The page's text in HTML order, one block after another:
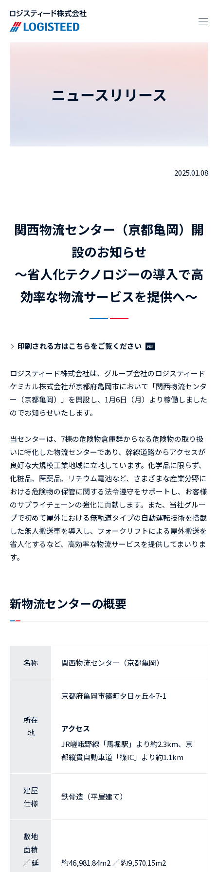
ニュースリリース
2025.01.08
関西物流センター（京都亀岡）開
設のお知らせ
～省人化テクノロジーの導入で高
効率な物流サービスを提供へ～
印刷される方はこちらをご覧ください
ロジスティード株式会社は、グループ会社のロジスティード
ケミカル株式会社が京都府亀岡市において「関西物流センタ
ー（京都亀岡）」を開設し、1月6日（月）より稼働しました
のでお知らせいたします。
当センターは、7棟の危険物倉庫群からなる危険物の取り扱
いに特化した物流センターであり、幹線道路からアクセスが
良好な大規模工業地域に立地しています。化学品に限らず、
化粧品、医薬品、リチウム電池など、さまざまな産業分野に
おける危険物の保管に関する法令遵守をサポートし、お客様
のサプライチェーンの強化に貢献します。また、当社グルー
プで初めて屋外における無軌道タイプの自動運転技術を搭載
した無人搬送車を導入し、フォークリフトによる屋外搬送を
省人化するなど、高効率な物流サービスを提供してまいりま
す。
新物流センターの概要
名称 関西物流センター（京都亀岡）
所在
地
京都府亀岡市篠町夕日ヶ丘4-7-1
アクセス
JR嵯峨野線「馬堀駅」より約2.3km、京
都縦貫自動車道「篠IC」より約1.1km
建屋
仕様
鉄骨造（平屋建て）
敷地
面積
／ 延
約46,981.84m2 ／ 約9,570.15m2